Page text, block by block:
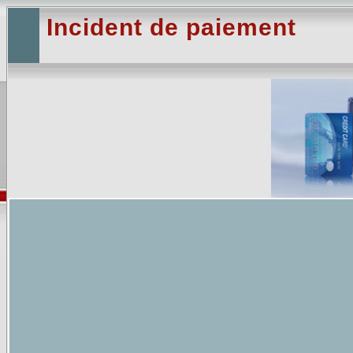
Incident de paiement